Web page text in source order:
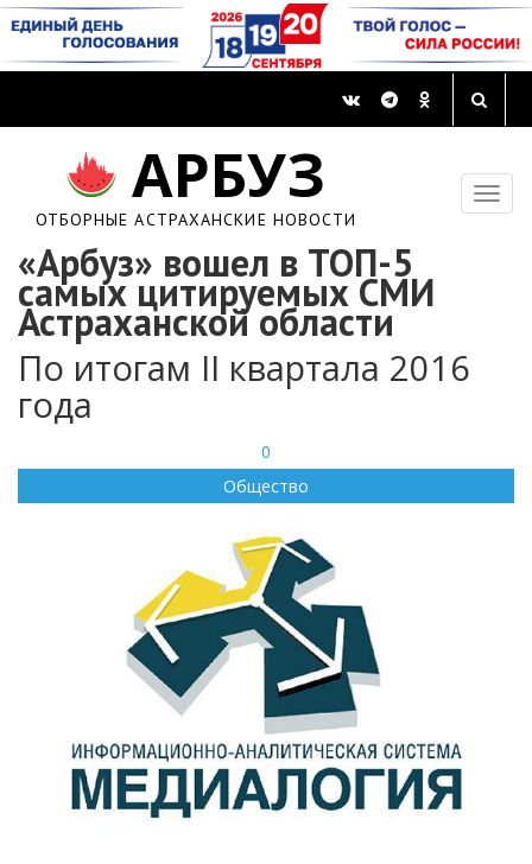
АРБУЗ
ОТБОРНЫЕ АСТРАХАНСКИЕ НОВОСТИ
«Арбуз» вошел в ТОП-5
самых цитируемых СМИ
Астраханской области
По итогам II квартала 2016
года
0
Общество